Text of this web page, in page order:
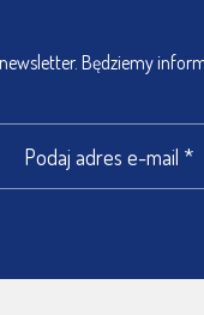
Będziemy